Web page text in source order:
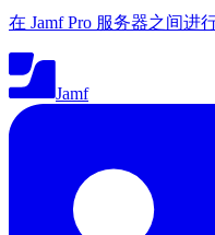
在 Jamf Pro 服务器之间进
Jamf